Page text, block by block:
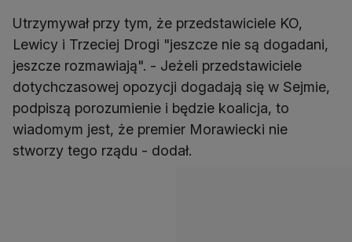
Utrzymywał przy tym, że przedstawiciele KO,
Lewicy i Trzeciej Drogi "jeszcze nie są dogadani,
jeszcze rozmawiają". - Jeżeli przedstawiciele
dotychczasowej opozycji dogadają się w Sejmie,
podpiszą porozumienie i będzie koalicja, to
wiadomym jest, że premier Morawiecki nie
stworzy tego rządu - dodał.